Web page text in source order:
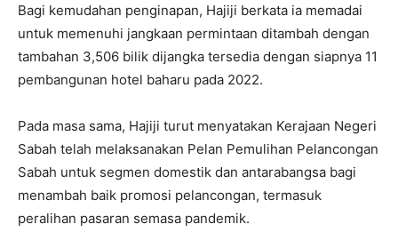
Bagi kemudahan penginapan, Hajiji berkata ia memadai
untuk memenuhi jangkaan permintaan ditambah dengan
tambahan 3,506 bilik dijangka tersedia dengan siapnya 11
pembangunan hotel baharu pada 2022.
Pada masa sama, Hajiji turut menyatakan Kerajaan Negeri
Sabah telah melaksanakan Pelan Pemulihan Pelancongan
Sabah untuk segmen domestik dan antarabangsa bagi
menambah baik promosi pelancongan, termasuk
peralihan pasaran semasa pandemik.